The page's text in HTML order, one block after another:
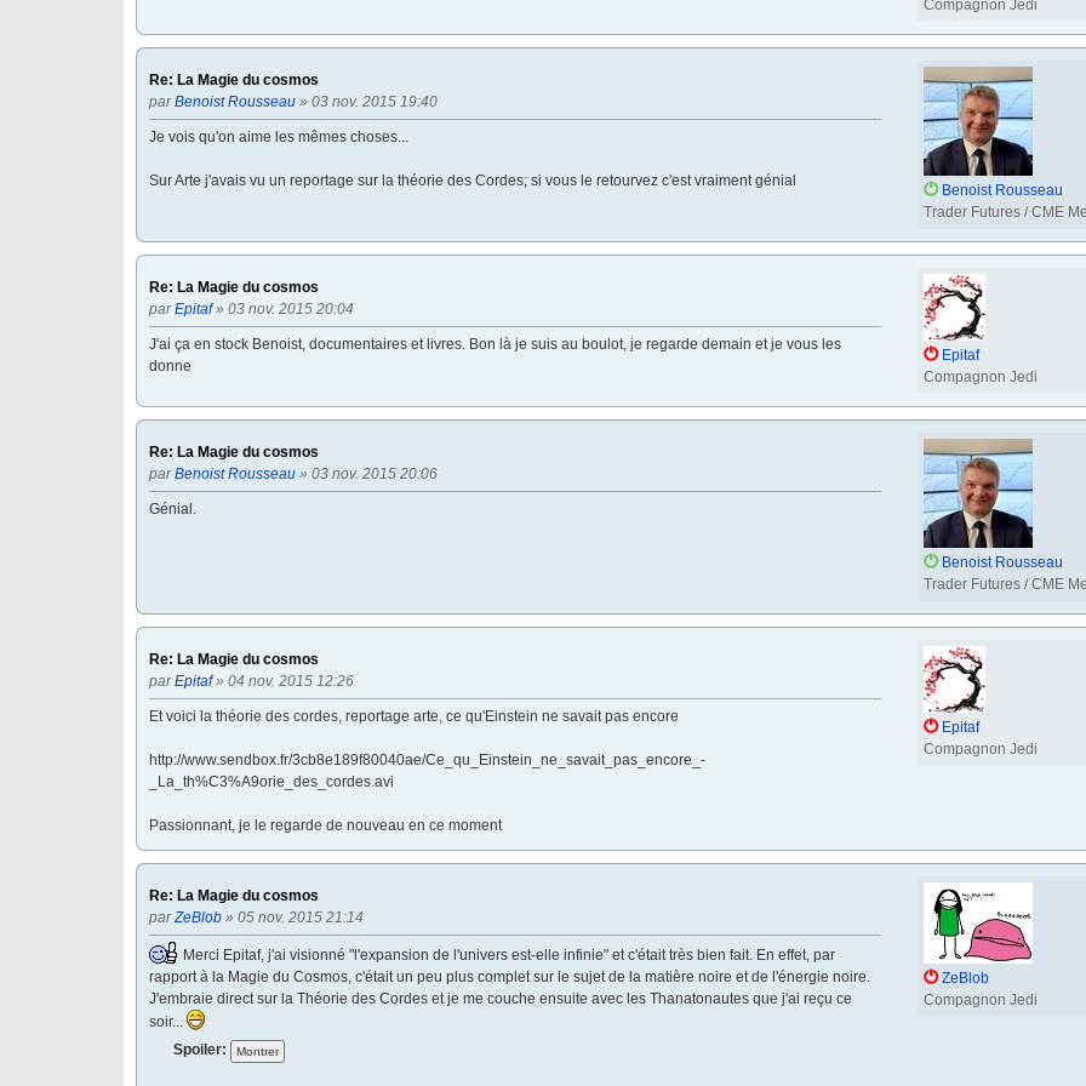
Compagnon Jedi
Re: La Magie du cosmos
parBenoist Rousseau » 03 nov. 2015 19:40
Je vois qu'on aime les mêmes choses...
Sur Arte j'avais vu un reportage sur la théorie des Cordes; si vous le retourvez c'est vraiment génial
Benoist Rousseau
Trader Futures / CME
Re: La Magie du cosmos
parEpitaf» 03 nov. 2015 20:04
J'ai ça en stock Benoist, documentaires et livres. Bon là je suis au boulot, je regarde demain et je vous les
donne
Epitaf
Compagnon Jedi
Re: La Magie du cosmos
parBenoist Rousseau » 03 nov. 2015 20:06
Génial.
Benoist Rousseau
Trader Futures / CME
Re: La Magie du cosmos
parEpitaf» 04 nov. 2015 12:26
Et voici la théorie des cordes, reportage arte, ce qu'Einstein ne savait pas encore
http://www.sendbox.fr/3cb8e189f80040ae/Ce_qu_Einstein_ne_savait_pas_encore_-
_La_th%C3%A9orie_des_cordes.avi
Passionnant, je le regarde de nouveau en ce moment
Epitaf
Compagnon Jedi
Re: La Magie du cosmos
parZeBlob » 05 nov. 2015 21:14
Merci Epitaf, j'ai visionné "l'expansion de l'univers est-elle infinie" et c'était très bien fait. En effet, par
rapport à la Magie du Cosmos, c'était un peu plus complet sur le sujet de la matière noire et de l'énergie noire.
J'embraie direct sur la Théorie des Cordes et je me couche ensuite avec les Thanatonautes que j'ai reçu ce
soir...
Spoiler:
ZeBlob
Compagnon Jedi